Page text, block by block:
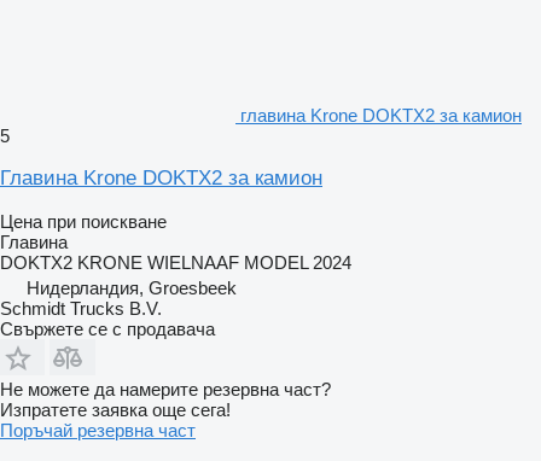
главина Krone DOKTX2 за камион
5
Главина Krone DOKTX2 за камион
Цена при поискване
Главина
DOKTX2 KRONE WIELNAAF MODEL 2024
Нидерландия, Groesbeek
Schmidt Trucks B.V.
Свържете се с продавача
Не можете да намерите резервна част?
Изпратете заявка още сега!
Поръчай резервна част